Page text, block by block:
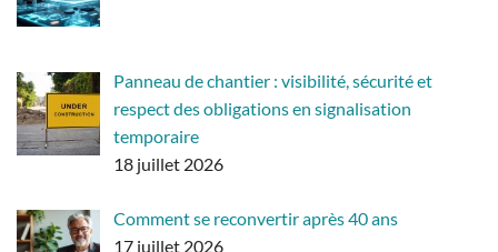
Panneau de chantier : visibilité, sécurité et
respect des obligations en signalisation
temporaire
18 juillet 2026
Comment se reconvertir après 40 ans
17 juillet 2026